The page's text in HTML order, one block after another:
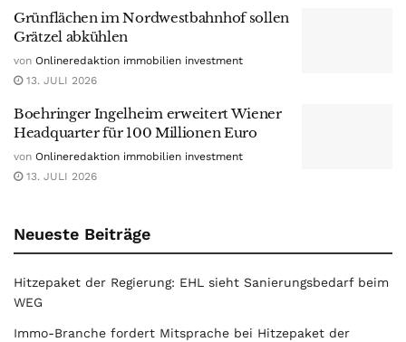
Grünflächen im Nordwestbahnhof sollen
Grätzel abkühlen
von Onlineredaktion immobilien investment
13. JULI 2026
Boehringer Ingelheim erweitert Wiener
Headquarter für 100 Millionen Euro
von Onlineredaktion immobilien investment
13. JULI 2026
Neueste Beiträge
Hitzepaket der Regierung: EHL sieht Sanierungsbedarf beim
WEG
Immo-Branche fordert Mitsprache bei Hitzepaket der